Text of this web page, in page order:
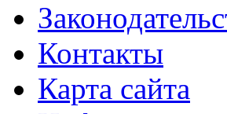
Контакты
Карта сайта